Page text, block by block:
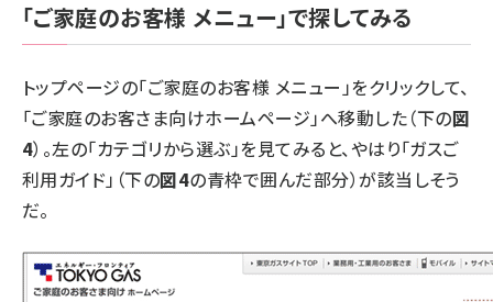
「ご家庭のお客様 メニュー」で探してみる
トップページの「ご家庭のお客様 メニュー」をクリックして、
「ご家庭のお客さま向けホームページ」へ移動した（下の図
4）。左の「カテゴリから選ぶ」を見てみると、やはり「ガスご
利用ガイド」（下の図4の青枠で囲んだ部分）が該当しそう
だ。